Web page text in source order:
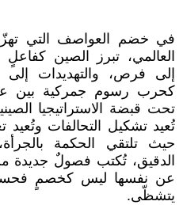
في خضم العواصف التي تهزّ
العالمي، تبرز الصين
إلى فرص، والتهديدات
كحرب رسوم جمركية بين
تحت قبضة الاستراتيجيا
تُعيد تشكيل التحالفات وتُعيد
حيث تلتقي الحكمة
الدقيق، تُكتب فصولٌ جديدة
عن نفسها ليس كخصمٍ
يتشظّى.